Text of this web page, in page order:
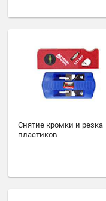
Снятие кромки и резка
пластиков